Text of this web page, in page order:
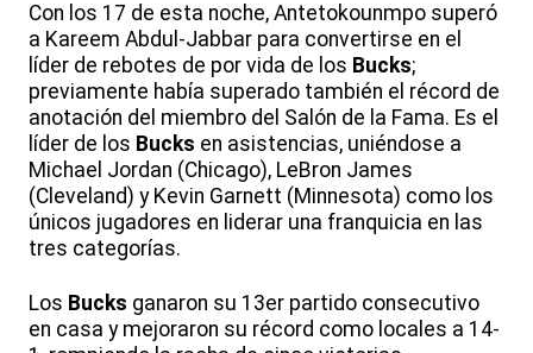
Con los 17 de esta noche, Antetokounmpo superó
a Kareem Abdul-Jabbar para convertirse en el
líder de rebotes de por vida de los Bucks;
previamente había superado también el récord de
anotación del miembro del Salón de la Fama. Es el
líder de los Bucks en asistencias, uniéndose a
Michael Jordan (Chicago), LeBron James
(Cleveland) y Kevin Garnett (Minnesota) como los
únicos jugadores en liderar una franquicia en las
tres categorías.
Los Bucks ganaron su 13er partido consecutivo
en casa y mejoraron su récord como locales a 14-